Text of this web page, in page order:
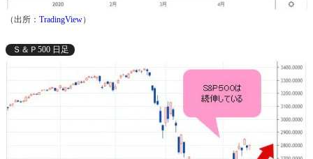
（出所： TradingView）
Ｓ＆Ｐ500 日足